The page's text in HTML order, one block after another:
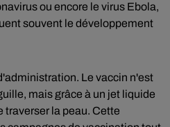
ou encore le virus Ebola,
souvent le développement
Le vaccin n'est
mais grâce à un jet liquide
traverser la peau. Cette